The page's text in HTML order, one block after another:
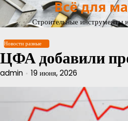
Перейти
содержимому
Всё для
Строительные инструменты
Новости разные
ЦФА добавили
admin 19 июня, 2026